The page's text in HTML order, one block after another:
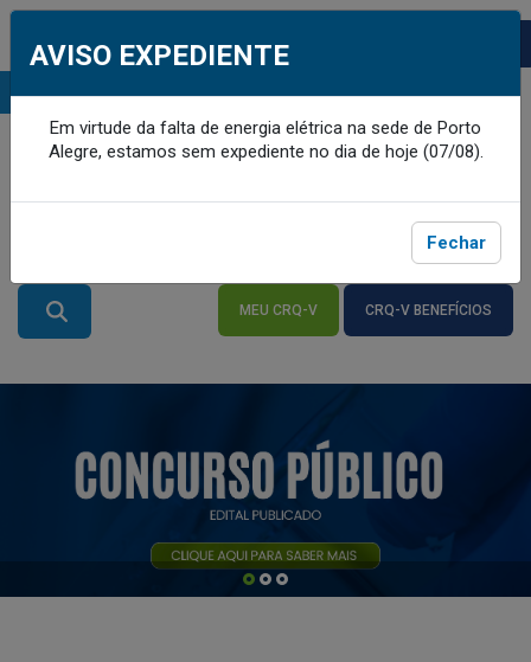
MEU CRQ-V CRQ-V BENEFÍCIOS
AVISO EXPEDIENTE
Em virtude da falta de energia elétrica na sede de Porto
Alegre, estamos sem expediente no dia de hoje (07/08).
Fechar